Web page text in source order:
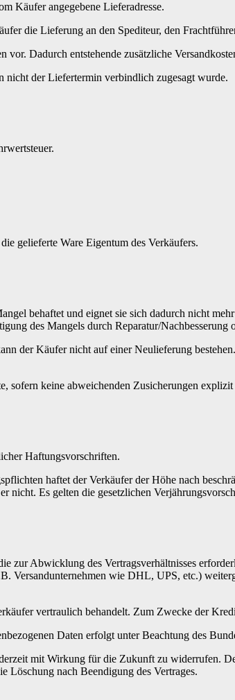
Käufer angegebene Lieferadresse.
die Lieferung an den Spediteur, den
Dadurch entstehende zusätzliche
der Liefertermin verbindlich zugesagt wurde.
gelieferte Ware Eigentum des Verkäufers.
behaftet und eignet sie sich dadurch nicht
des Mangels durch Reparatur/
der Käufer nicht auf einer Neulieferung
sofern keine abweichenden Zusicherungen explizit
Haftungsvorschriften.
haftet der Verkäufer der Höhe nach
nicht. Es gelten die gesetzlichen
zur Abwicklung des Vertragsverhältnisses
Versandunternehmen wie DHL, UPS, etc.)
vertraulich behandelt. Zum Zwecke der
Daten erfolgt unter Beachtung des
mit Wirkung für die Zukunft zu widerrufen.
Löschung nach Beendigung des Vertrages.